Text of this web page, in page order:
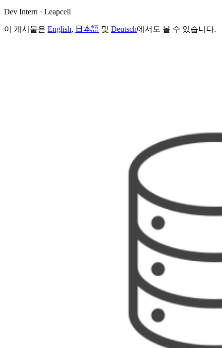
Dev Intern · Leapcell
이 게시물은 English, 日本語 및 Deutsch에서도 볼 수 있습니다.